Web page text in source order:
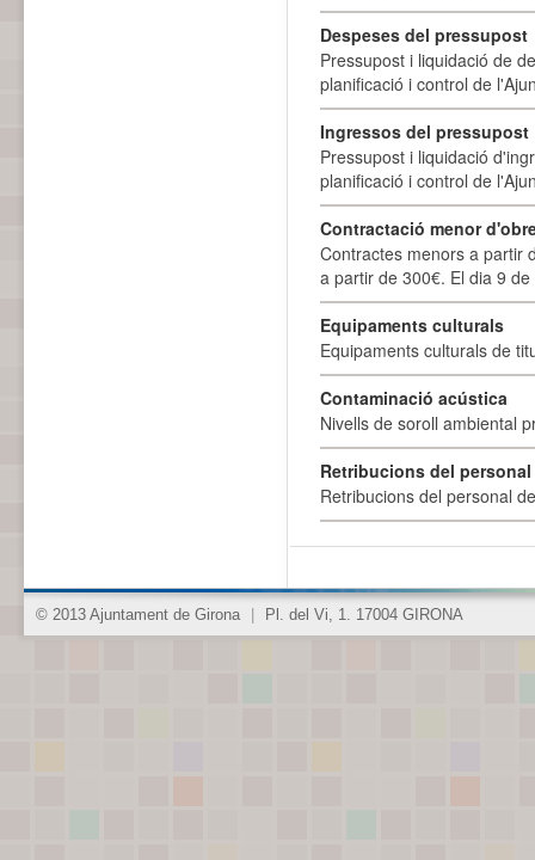
Despeses del pressupost
Pressupost i liquidació de
planificació i control de
Ingressos del pressupost
Pressupost i liquidació
planificació i control de
Contractació menor
Contractes menors a partir
a partir de 300€. El dia 9
Equipaments culturals
Equipaments culturals de
Contaminació acústica
Nivells de soroll ambiental
Retribucions del
Retribucions del personal
© 2013 Ajuntament de Girona Pl. del Vi, 1. 17004 GIRONA